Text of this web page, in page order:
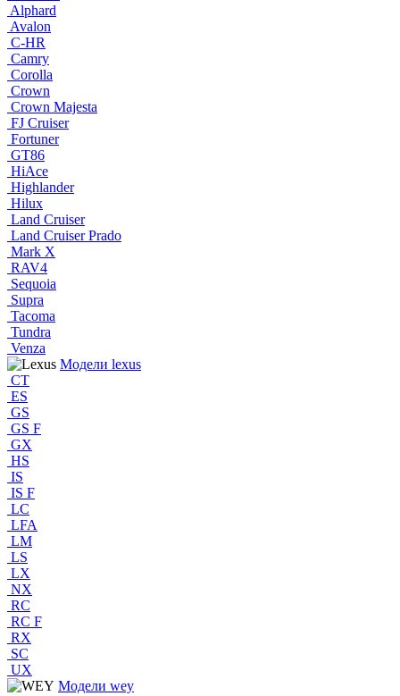
Alphard
Avalon
C-HR
Camry
Corolla
Crown
Crown Majesta
FJ Cruiser
Fortuner
GT86
HiAce
Highlander
Hilux
Land Cruiser
Land Cruiser Prado
Mark X
RAV4
Sequoia
Supra
Tacoma
Tundra
Venza
Модели lexus
CT
ES
GS
GS F
GX
HS
IS
IS F
LC
LFA
LM
LS
LX
NX
RC
RC F
RX
SC
UX
Модели wey